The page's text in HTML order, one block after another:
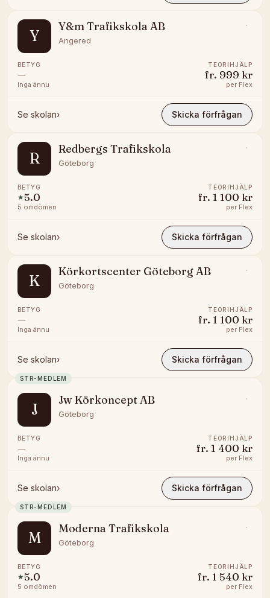
Y
Y&m Trafikskola AB
Angered
BETYG
—
Inga ännu
TEORIHJÄLP
fr. 999 kr
per Flex
Se skolan› Skicka förfrågan
R
Redbergs Trafikskola
Göteborg
BETYG
★5.0
5 omdömen
TEORIHJÄLP
fr. 1 100 kr
per Flex
Se skolan› Skicka förfrågan
K
Körkortscenter Göteborg AB
Göteborg
BETYG
—
Inga ännu
TEORIHJÄLP
fr. 1 100 kr
per Flex
Se skolan› Skicka förfrågan
STR-MEDLEM
J
Jw Körkoncept AB
Göteborg
BETYG
—
Inga ännu
TEORIHJÄLP
fr. 1 400 kr
per Flex
Se skolan› Skicka förfrågan
STR-MEDLEM
M
Moderna Trafikskola
Göteborg
BETYG
★5.0
5 omdömen
TEORIHJÄLP
fr. 1 540 kr
per Flex